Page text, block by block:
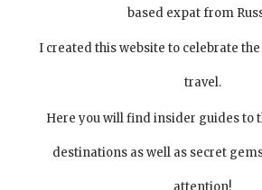
based expat from
I created this website to celebrate
travel.
Here you will find insider guides to
destinations as well as secret
attention!